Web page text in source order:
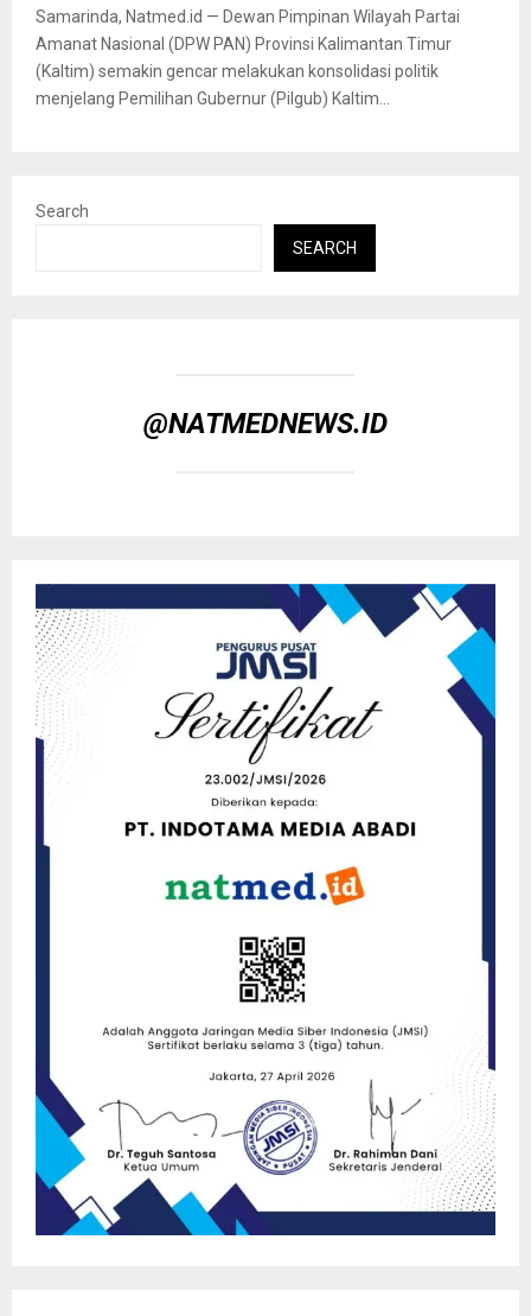
Samarinda, Natmed.id — Dewan Pimpinan Wilayah Partai
Amanat Nasional (DPW PAN) Provinsi Kalimantan Timur
(Kaltim) semakin gencar melakukan konsolidasi politik
menjelang Pemilihan Gubernur (Pilgub) Kaltim...
Search
SEARCH
@NATMEDNEWS.ID